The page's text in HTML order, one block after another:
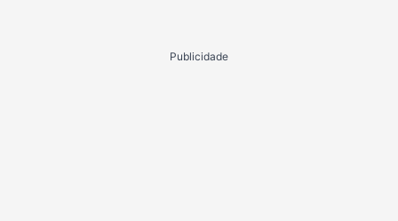
Publicidade